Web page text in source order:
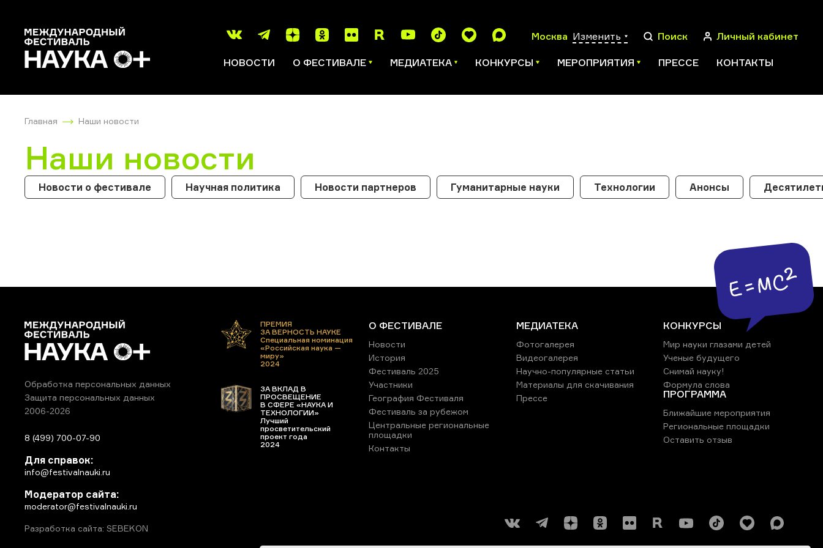
Москва Изменить Поиск Личный кабинет
НОВОСТИ О ФЕСТИВАЛЕ МЕДИАТЕКА КОНКУРСЫ МЕРОПРИЯТИЯ ПРЕССЕ КОНТАКТЫ
Главная Наши новости
Наши новости
Новости о фестивале Научная политика Новости партнеров Гуманитарные науки Технологии Анонсы
Обработка персональных данных
Защита персональных данных
2006-2026
8 (499) 700-07-90
Для справок:
info@festivalnauki.ru
Модератор сайта:
moderator@festivalnauki.ru
ПРЕМИЯ
ЗА ВЕРНОСТЬ НАУКЕ
Специальная номинация
«Российская наука —
миру»
2024
ЗА ВКЛАД В
ПРОСВЕЩЕНИЕ
В СФЕРЕ «НАУКА И
ТЕХНОЛОГИИ»
Лучший
просветительский
проект года
2024
О ФЕСТИВАЛЕ
Новости
История
Фестиваль 2025
Участники
География Фестиваля
Фестиваль за рубежом
Центральные региональные
площадки
Контакты
МЕДИАТЕКА
Фотогалерея
Видеогалерея
Научно-популярные статьи
Материалы для скачивания
Прессе
КОНКУРСЫ
Мир науки глазами детей
Ученые будущего
Снимай науку!
Формула слова
ПРОГРАММА
Ближайшие мероприятия
Региональные площадки
Оставить отзыв
Разработка сайта: SEBEKON